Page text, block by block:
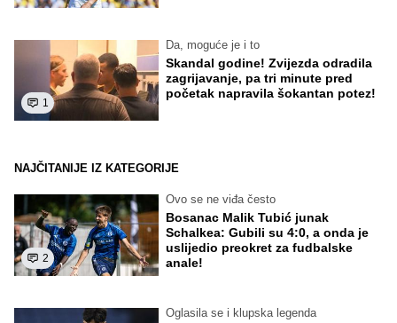
1
Da, moguće je i to
Skandal godine! Zvijezda odradila
zagrijavanje, pa tri minute pred
početak napravila šokantan potez!
NAJČITANIJE IZ KATEGORIJE
2
Ovo se ne viđa često
Bosanac Malik Tubić junak
Schalkea: Gubili su 4:0, a onda je
uslijedio preokret za fudbalske
anale!
Oglasila se i klupska legenda